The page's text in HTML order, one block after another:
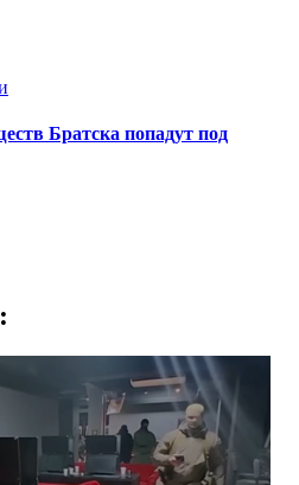
Братска попадут под